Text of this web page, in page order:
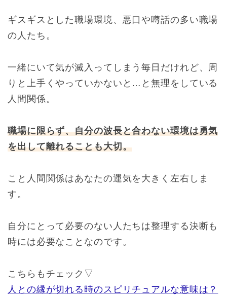
ギスギスとした職場環境、悪口や噂話の多い職場
の人たち。
一緒にいて気が滅入ってしまう毎日だけれど、周
りと上手くやっていかないと…と無理をしている
人間関係。
職場に限らず、自分の波長と合わない環境は勇気
を出して離れることも大切。
こと人間関係はあなたの運気を大きく左右しま
す。
自分にとって必要のない人たちは整理する決断も
時には必要なことなのです。
こちらもチェック▽
人との縁が切れる時のスピリチュアルな意味は？